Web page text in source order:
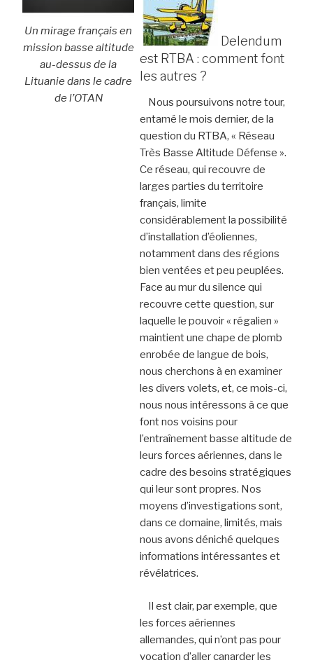
Un mirage français en
mission basse altitude
au-dessus de la
Lituanie dans le cadre
de l’OTAN
Delendum
est RTBA : comment font
les autres ?
Nous poursuivons notre tour,
entamé le mois dernier, de la
question du RTBA, « Réseau
Très Basse Altitude Défense ».
Ce réseau, qui recouvre de
larges parties du territoire
français, limite
considérablement la possibilité
d’installation d’éoliennes,
notamment dans des régions
bien ventées et peu peuplées.
Face au mur du silence qui
recouvre cette question, sur
laquelle le pouvoir « régalien »
maintient une chape de plomb
enrobée de langue de bois,
nous cherchons à en examiner
les divers volets, et, ce mois-ci,
nous nous intéressons à ce que
font nos voisins pour
l’entraînement basse altitude de
leurs forces aériennes, dans le
cadre des besoins stratégiques
qui leur sont propres. Nos
moyens d’investigations sont,
dans ce domaine, limités, mais
nous avons déniché quelques
informations intéressantes et
révélatrices.
Il est clair, par exemple, que
les forces aériennes
allemandes, qui n’ont pas pour
vocation d’aller canarder les